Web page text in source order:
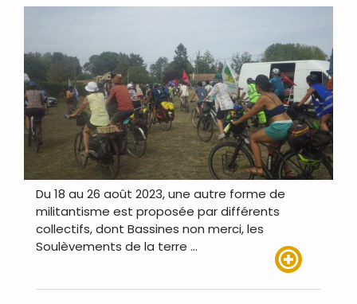
Du 18 au 26 août 2023, une autre forme de
militantisme est proposée par différents
collectifs, dont Bassines non merci, les
Soulèvements de la terre …